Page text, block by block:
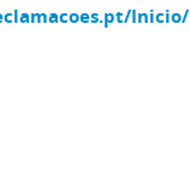
Inicio/